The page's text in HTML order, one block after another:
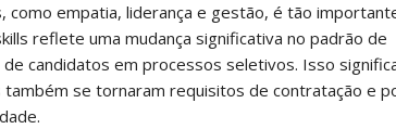
empatia, liderança e gestão, é tão
reflete uma mudança significativa no padrão de
candidatos em processos seletivos. Isso
se tornaram requisitos de contratação e